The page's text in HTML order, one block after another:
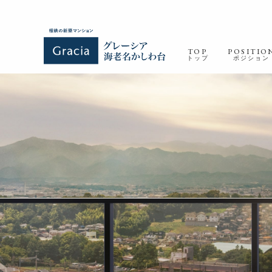
TOP
トップ ポジション